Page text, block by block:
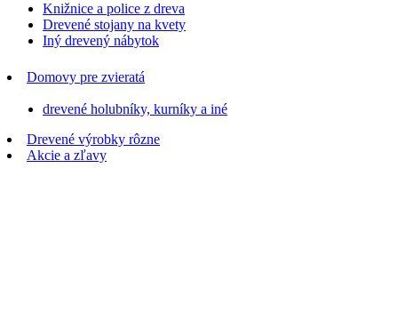
Knižnice a police z dreva
Drevené stojany na kvety
Iný drevený nábytok
Domovy pre zvieratá
drevené holubníky, kurníky a iné
Drevené výrobky rôzne
Akcie a zľavy